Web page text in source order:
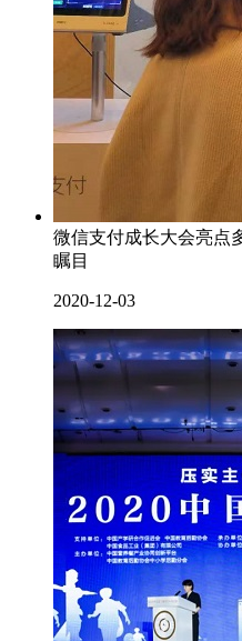
微信支付成长大会亮点
瞩目
2020-12-03